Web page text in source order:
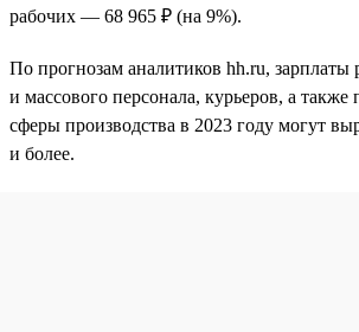
рабочих — 68 965 ₽ (на 9%).
По прогнозам аналитиков hh.ru, зарплаты
и массового персонала, курьеров, а также
сферы производства в 2023 году могут
и более.